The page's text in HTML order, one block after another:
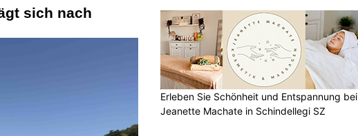
sich nach
Erleben Sie Schönheit und Entspannung bei
Jeanette Machate in Schindellegi SZ